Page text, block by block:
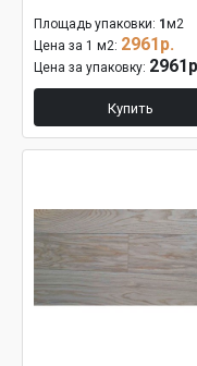
Площадь упаковки: 1 м2
Цена за 1 м2: 2961р.
Цена за упаковку:
Купить